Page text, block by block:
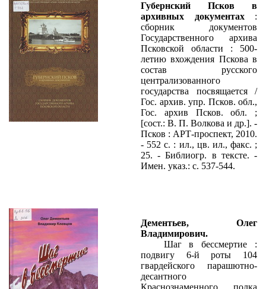
Губернский Псков в
архивных документах:
сборник документов
Государственного архива
Псковской области : 500-
летию вхождения Пскова в
состав русского
централизованного
государства посвящается /
Гос. архив. упр. Псков. обл.,
Гос. архив Псков. обл. ;
[сост.: В. П. Волкова и др.]. -
Псков : АРТ-проспект, 2010.
- 552 с. : ил., цв. ил., факс. ;
25. - Библиогр. в тексте. -
Имен. указ.: с. 537-544.
Дементьев, Олег
Владимирович.
Шаг в бессмертие :
подвигу 6-й роты 104
гвардейского парашютно-
десантного